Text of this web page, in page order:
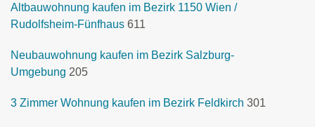
Altbauwohnung kaufen im Bezirk 1150 Wien /
Rudolfsheim-Fünfhaus 611
Neubauwohnung kaufen im Bezirk Salzburg-
Umgebung 205
3 Zimmer Wohnung kaufen im Bezirk Feldkirch 301